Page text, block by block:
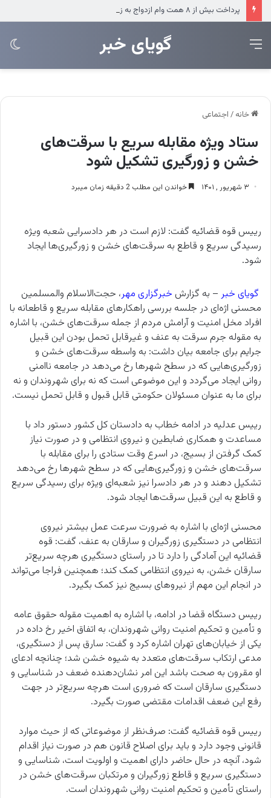
‌‌‌گویای خبر منو
خانه / اجتماعی
ستاد ویژه مقابله سریع با سرقت‌های
خشن و زورگیری‌ تشکیل شود
۳ شهریور , ۱۴۰۱ خواندن این مطلب 2 دقیقه زمان میبرد
رییس قوه قضائیه گفت: لازم است در هر دادسرایی شعبه‌ ویژه
رسیدگی سریع و قاطع به سرقت‌های خشن و زورگیری‌ها ایجاد
شود.
گویای خبر – به گزارش خبرگزاری مهر، حجت‌الاسلام والمسلمین
محسنی اژه‌ای در جلسه بررسی راهکارهای مقابله سریع و قاطعانه با
افراد مخل امنیت و آرامش مردم از جمله سرقت‌های خشن، با اشاره
به مقوله جرم سرقت به عنف و غیرقابل تحمل بودن این قبیل
جرایم برای جامعه بیان داشت: به واسطه سرقت‌های خشن و
زورگیری‌هایی که در سطح شهرها رخ می‌دهد در جامعه ناامنی
روانی ایجاد می‌گردد و این موضوعی است که نه برای شهروندان و نه
برای ما به عنوان مسئولان حکومتی قابل قبول و قابل تحمل نیست.
رییس عدلیه در ادامه خطاب به دادستان کل کشور دستور داد با
مساعدت و همکاری ضابطین و نیروی انتظامی و در صورت نیاز
کمک گرفتن از بسیج، در اسرع وقت ستادی را برای مقابله با
سرقت‌های خشن و زورگیری‌هایی که در سطح شهرها رخ می‌دهد
تشکیل دهند و در هر دادسرا نیز شعبه‌ای ویژه برای رسیدگی سریع
و قاطع به این قبیل سرقت‌ها ایجاد شود.
محسنی اژه‌ای با اشاره به ضرورت سرعت عمل بیشتر نیروی
انتظامی در دستگیری زورگیران و سارقان به عنف، گفت: قوه
قضائیه این آمادگی را دارد تا در راستای دستگیری هرچه سریع‌تر
سارقان خشن، به نیروی انتظامی کمک کند؛ همچنین فراجا می‌تواند
در انجام این مهم از نیروهای بسیج نیز کمک بگیرد.
رییس دستگاه قضا در ادامه، با اشاره به اهمیت مقوله حقوق عامه
و تأمین و تحکیم امنیت روانی شهروندان، به اتفاق اخیر رخ داده در
یکی از خیابان‌های تهران اشاره کرد و گفت: سارق پس از دستگیری،
مدعی ارتکاب سرقت‌های متعدد به شیوه خشن شد؛ چنانچه ادعای
او مقرون به صحت باشد این امر نشان‌دهنده ضعف در شناسایی و
دستگیری سارقان است که ضروری است هرچه سریع‌تر در جهت
رفع این ضعف اقدامات مقتضی صورت بگیرد.
رییس قوه قضائیه گفت: صرف‌نظر از موضوعاتی که از حیث موارد
قانونی وجود دارد و باید برای اصلاح قانون هم در صورت نیاز اقدام
شود، آنچه در حال حاضر دارای اهمیت و اولویت است، شناسایی و
دستگیری سریع و قاطع زورگیران و مرتکبان سرقت‌های خشن در
راستای تأمین و تحکیم امنیت روانی شهروندان است.